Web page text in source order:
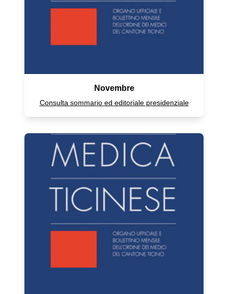
Novembre
Consulta sommario ed editoriale presidenziale